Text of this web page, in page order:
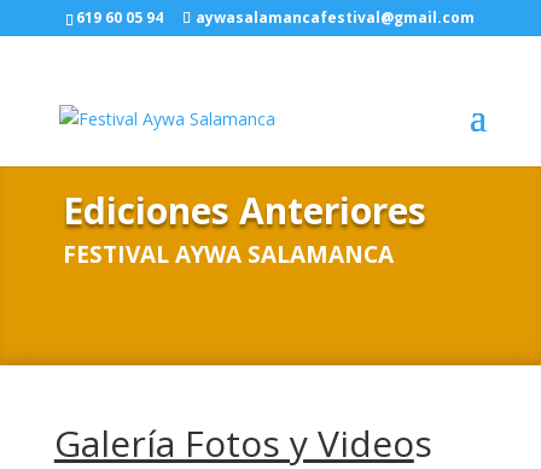
619 60 05 94 aywasalamancafestival@gmail.com
Ediciones Anteriores
FESTIVAL AYWA SALAMANCA
Galería Fotos y Videos